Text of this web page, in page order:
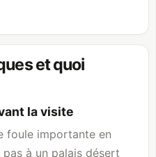
et quoi
la visite
foule importante en
à un palais désert